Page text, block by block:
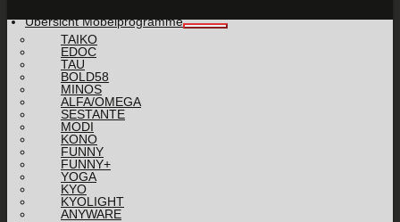
Übersicht Möbelprogramme
TAIKO
EDOC
TAU
BOLD58
MINOS
ALFA/OMEGA
SESTANTE
MODI
KONO
FUNNY
FUNNY+
YOGA
KYO
KYOLIGHT
ANYWARE